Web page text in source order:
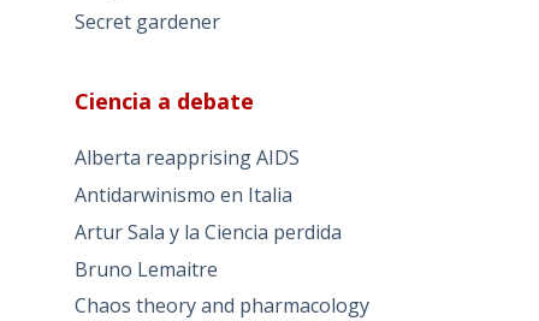
Secret gardener
Ciencia a debate
Alberta reapprising AIDS
Antidarwinismo en Italia
Artur Sala y la Ciencia perdida
Bruno Lemaitre
Chaos theory and pharmacology